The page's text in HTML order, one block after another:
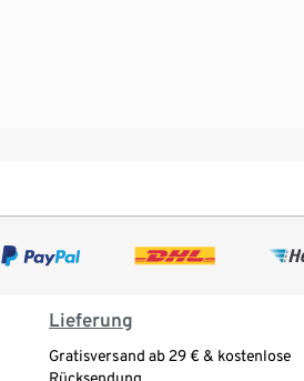
Lieferung
Gratisversand ab 29 € & kostenlose
Rücksendung.